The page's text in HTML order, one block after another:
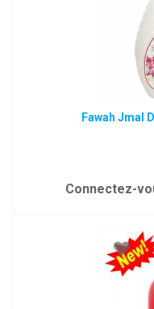
Fawah Jmal
Connectez-